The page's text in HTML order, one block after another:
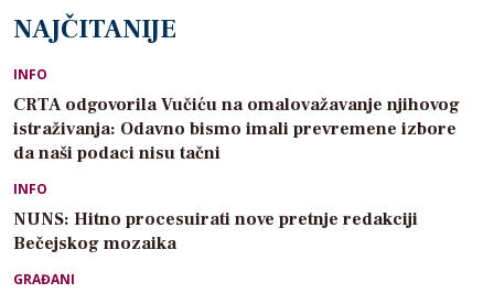
NAJČITANIJE
INFO
CRTA odgovorila Vučiću na omalovažavanje njihovog
istraživanja: Odavno bismo imali prevremene izbore
da naši podaci nisu tačni
INFO
NUNS: Hitno procesuirati nove pretnje redakciji
Bečejskog mozaika
GRAĐANI